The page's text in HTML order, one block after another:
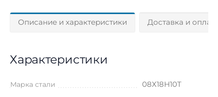
Описание и характеристики Доставка и
Характеристики
Марка стали 08Х18Н10Т